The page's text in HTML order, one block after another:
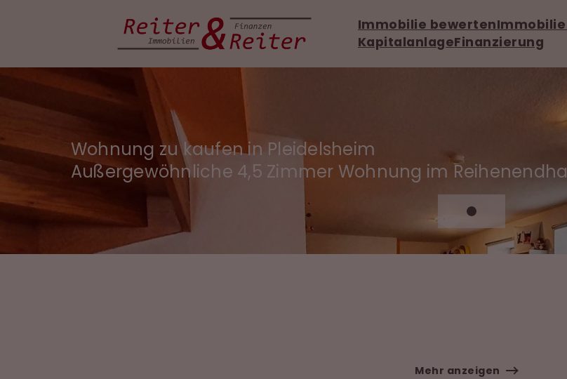
Immobilie bewerten
KapitalanlageFinanzierung
Wohnung zu kaufen in Pleidelsheim
Außergewöhnliche 4,5 Zimmer Wohnung im
Mehr anzeigen